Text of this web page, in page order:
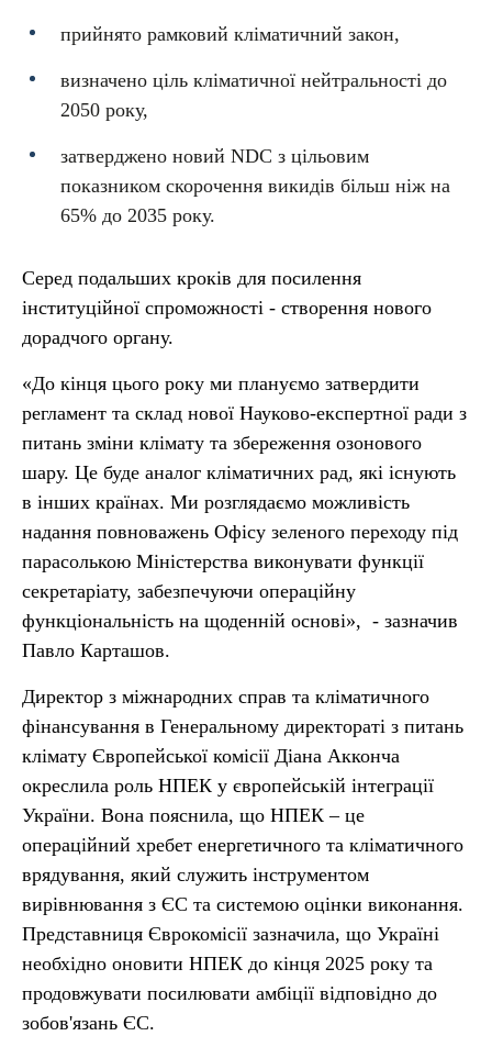
прийнято рамковий кліматичний закон,
визначено ціль кліматичної нейтральності до
2050 року,
затверджено новий NDC з цільовим
показником скорочення викидів більш ніж на
65% до 2035 року.
Серед подальших кроків для посилення
інституційної спроможності - створення нового
дорадчого органу.
«До кінця цього року ми плануємо затвердити
регламент та склад нової Науково-експертної ради з
питань зміни клімату та збереження озонового
шару. Це буде аналог кліматичних рад, які існують
в інших країнах. Ми розглядаємо можливість
надання повноважень Офісу зеленого переходу під
парасолькою Міністерства виконувати функції
секретаріату, забезпечуючи операційну
функціональність на щоденній основі», - зазначив
Павло Карташов.
Директор з міжнародних справ та кліматичного
фінансування в Генеральному директораті з питань
клімату Європейської комісії Діана Акконча
окреслила роль НПЕК у європейській інтеграції
України. Вона пояснила, що НПЕК – це
операційний хребет енергетичного та кліматичного
врядування, який служить інструментом
вирівнювання з ЄС та системою оцінки виконання.
Представниця Єврокомісії зазначила, що Україні
необхідно оновити НПЕК до кінця 2025 року та
продовжувати посилювати амбіції відповідно до
зобов'язань ЄС.